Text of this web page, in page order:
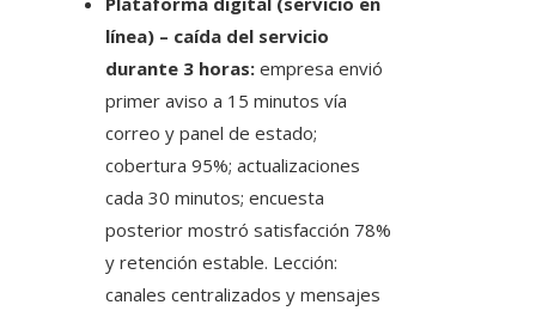
línea) – caída del servicio
durante 3 horas: empresa envió
primer aviso a 15 minutos vía
correo y panel de estado;
cobertura 95%; actualizaciones
cada 30 minutos; encuesta
posterior mostró satisfacción 78%
y retención estable. Lección:
canales centralizados y mensajes